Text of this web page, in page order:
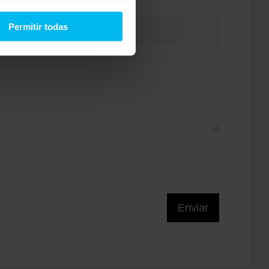
Permitir todas
Enviar